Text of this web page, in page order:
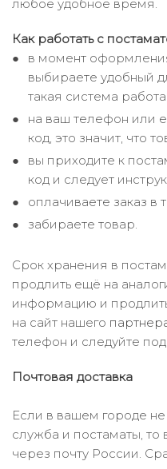
любое удобное время.
Как работать с
в момент
выбираете удобный
такая система
на ваш телефон или
код, это значит, что
вы приходите к
код и следует
оплачиваете заказ в
забираете товар.
Срок хранения в
продлить ещё на
информацию и
на сайт нашего
телефон и следуйте
Почтовая доставка
Если в вашем городе не
служба и постаматы, то
через почту России.